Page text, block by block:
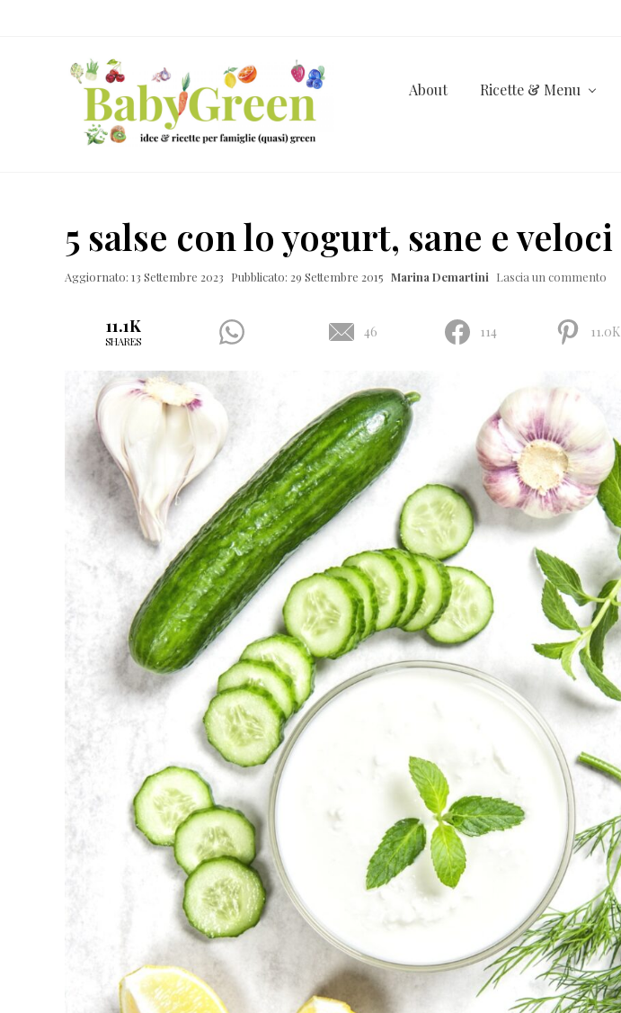
ricette
per
About Ricette & Menu
5 salse con lo yogurt, sane e veloci
Aggiornato: 13 Settembre 2023 Pubblicato: 29 Settembre 2015 Marina Demartini Lascia un commento
11.1K
SHARES
46 114 11.0K